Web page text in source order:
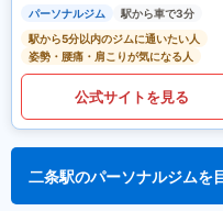
パーソナルジム
駅から車で3分
駅から5分以内のジムに通いたい人
姿勢・腰痛・肩こりが気になる人
公式サイトを見る
二条駅のパーソナルジムを